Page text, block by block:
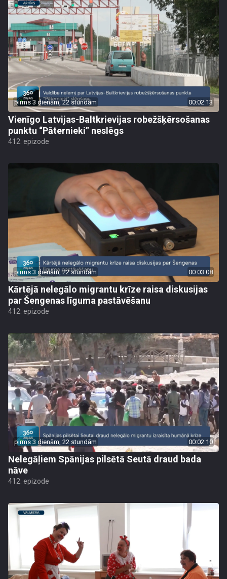
pirms 3 dienām, 22 stundām 00:02:13
Vienīgo Latvijas-Baltkrievijas robežšķērsošanas
punktu “Pāternieki” neslēgs
412. epizode
pirms 3 dienām, 22 stundām 00:03:08
Kārtējā nelegālo migrantu krīze raisa diskusijas
par Šengenas līguma pastāvēšanu
412. epizode
pirms 3 dienām, 22 stundām 00:02:10
Nelegāļiem Spānijas pilsētā Seutā draud bada
nāve
412. epizode